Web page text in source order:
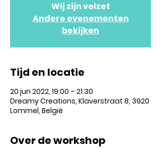
Wij zijn volzet
Andere evenementen
bekijken
Tijd en locatie
20 jun 2022, 19:00 – 21:30
Dreamy Creations, Klaverstraat 8, 3920
Lommel, België
Over de workshop